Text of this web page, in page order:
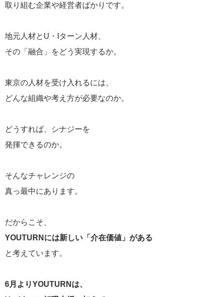
取り組む企業や経営者ばかりです。
地元人材とU・Iターン人材、
その「融合」をどう実現するか。
東京の人材を受け入れるには、
どんな組織や考え方が必要なのか。
どうすれば、シナジーを
発揮できるのか。
そんなチャレンジの
真っ最中にあります。
だからこそ、
YOUTURNには新しい「介在価値」がある
と考えています。
6月よりYOUTURNは、